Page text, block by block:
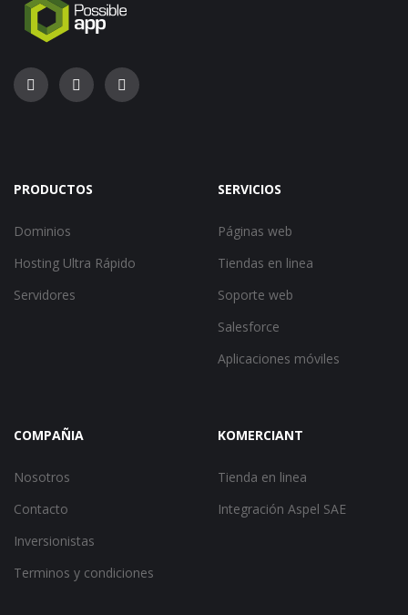
PRODUCTOS
Dominios
Hosting Ultra Rápido
Servidores
SERVICIOS
Páginas web
Tiendas en linea
Soporte web
Salesforce
Aplicaciones móviles
COMPAÑIA
Nosotros
Contacto
Inversionistas
Terminos y condiciones
KOMERCIANT
Tienda en linea
Integración Aspel SAE